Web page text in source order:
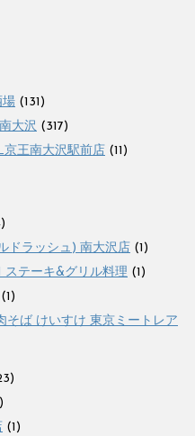
場 (131)
大沢 (317)
京王南大沢駅前店 (11)
ドラッシュ) 南大沢店 (1)
テーキ&グリル料理 (1)
(1)
そば けいすけ 東京ミートレア
(1)